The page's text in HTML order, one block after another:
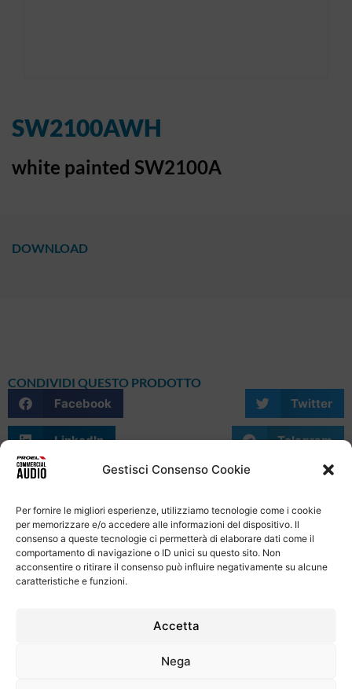
Gestisci Consenso Cookie
Per fornire le migliori esperienze, utilizziamo tecnologie come i cookie
per memorizzare e/o accedere alle informazioni del dispositivo. Il
consenso a queste tecnologie ci permetterà di elaborare dati come il
comportamento di navigazione o ID unici su questo sito. Non
acconsentire o ritirare il consenso può influire negativamente su alcune
caratteristiche e funzioni.
Accetta
Nega
SW2100AWH
white painted SW2100A
DOWNLOAD
CONDIVIDI QUESTO PRODOTTO
Facebook
Twitter
LinkedIn Telegram
WhatsApp Email Skype
Via alla Ruenia 37/43, CAP 64027 Sant’Omero (TE) ITALY